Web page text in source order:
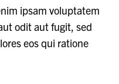
ipsam voluptatem
odit aut fugit, sed
eos qui ratione